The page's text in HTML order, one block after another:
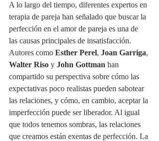
A lo largo del tiempo, diferentes expertos en
terapia de pareja han señalado que buscar la
perfección en el amor de pareja es una de
las causas principales de insatisfacción.
Autores como Esther Perel, Joan Garriga,
Walter Riso y John Gottman han
compartido su perspectiva sobre cómo las
expectativas poco realistas pueden sabotear
las relaciones, y cómo, en cambio, aceptar la
imperfección puede ser liberador. Al igual
que todos tenemos sombras, las relaciones
que creamos están exentas de perfección. La